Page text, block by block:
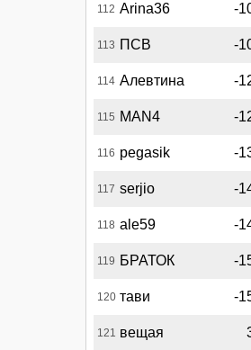
112 Arina36 -
113 ПСВ -
114 Алевтина -
115 MAN4 -
116 pegasik -
117 serjio -
118 ale59 -
119 БРАТОК -
120 тави -
121 вещая